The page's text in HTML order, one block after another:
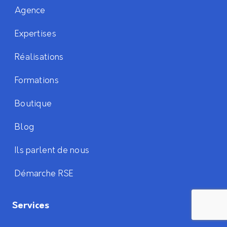
Agence
Expertises
Réalisations
Formations
Boutique
Blog
Ils parlent de nous
Démarche RSE
Services